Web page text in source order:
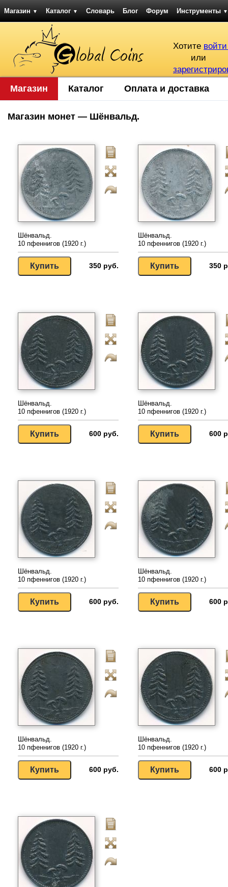
Магазин ▼ Каталог ▼ Словарь Блог Форум Инструменты ▼
Хотите
или
Магазин Каталог Оплата и доставка
Магазин монет — Шёнвальд.
Шёнвальд.
10 пфеннигов (1920 г.)
350 руб.
Шёнвальд.
10 пфеннигов (1920 г.)
350
Шёнвальд.
10 пфеннигов (1920 г.)
600 руб.
Шёнвальд.
10 пфеннигов (1920 г.)
600
Шёнвальд.
10 пфеннигов (1920 г.)
600 руб.
Шёнвальд.
10 пфеннигов (1920 г.)
600
Шёнвальд.
10 пфеннигов (1920 г.)
600 руб.
Шёнвальд.
10 пфеннигов (1920 г.)
600